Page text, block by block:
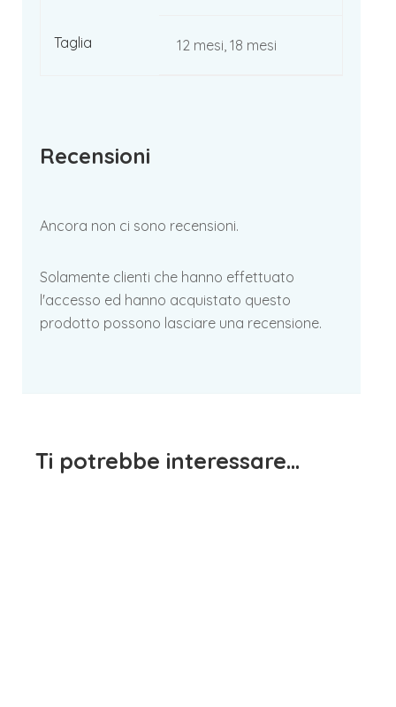
Taglia 12 mesi, 18 mesi
Recensioni
Ancora non ci sono recensioni.
Solamente clienti che hanno effettuato
l'accesso ed hanno acquistato questo
prodotto possono lasciare una recensione.
Ti potrebbe interessare…